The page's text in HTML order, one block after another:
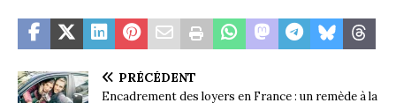
PRÉCÉDENT
Encadrement des loyers en France : un remède à la